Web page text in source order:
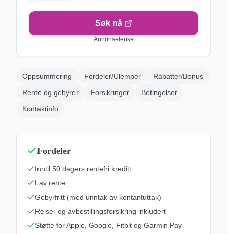
Søk nå
Annonselenke
Oppsummering Fordeler/Ulemper
Rabatter/Bonus
Rente og gebyrer
Forsikringer
Betingelser
Kontaktinfo
Fordeler
Inntil 50 dagers rentefri kreditt
Lav rente
Gebyrfritt (med unntak av kontantuttak)
Reise- og avbestillingsforsikring inkludert
Støtte for Apple, Google, Fitbit og Garmin Pay